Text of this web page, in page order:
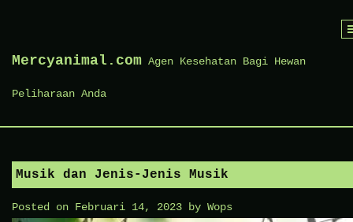
Mercyanimal.com Agen Kesehatan Bagi Hewan
Peliharaan Anda
Musik dan Jenis-Jenis Musik
Posted on Februari 14, 2023 by Wops